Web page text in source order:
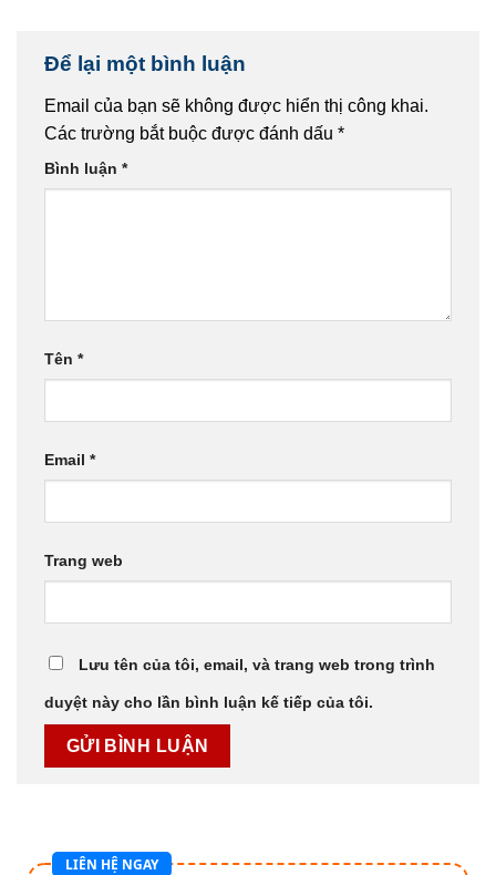
Để lại một bình luận
Email của bạn sẽ không được hiển thị công khai.
Các trường bắt buộc được đánh dấu *
Bình luận *
Tên *
Email *
Trang web
Lưu tên của tôi, email, và trang web trong trình
duyệt này cho lần bình luận kế tiếp của tôi.
LIÊN HỆ NGAY